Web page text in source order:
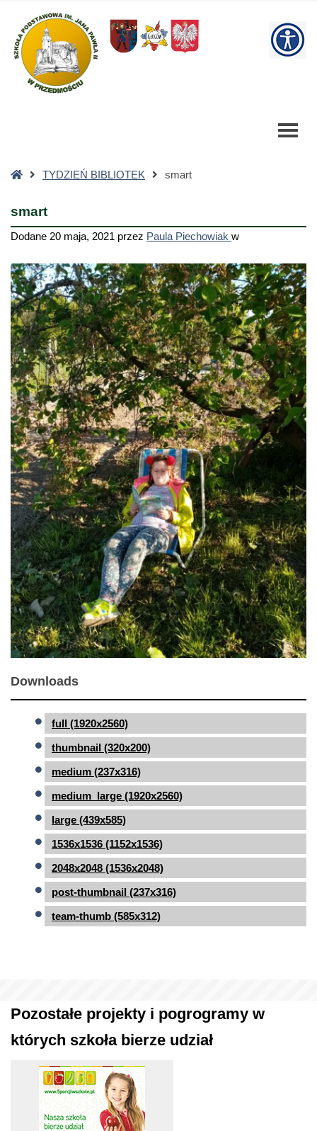
Szkoła
Podstawowa
StronaTYDZIEŃ BIBLIOTEK smart
smart
Dodane 20 maja, 2021 przez Paula Piechowiak w
Downloads
full (1920x2560)
thumbnail (320x200)
medium (237x316)
medium_large (1920x2560)
large (439x585)
1536x1536 (1152x1536)
2048x2048 (1536x2048)
post-thumbnail (237x316)
team-thumb (585x312)
Pozostałe projekty i pogrogramy w
których szkoła bierze udział